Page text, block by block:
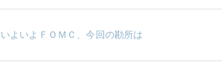
いよいよＦＯＭＣ、今回の勘所は